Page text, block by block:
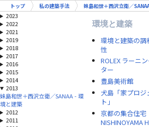
トップ 私の建築手法 妹島和世＋西沢立衛／
2023
2022
2021
2019
2018
2017
2016
2015
2014
2013
妹島和世＋西沢立衛／SANAA - 環
境と建築
2012
2011
環境と建築
環境と建築の調
性
ROLEX ラーニ
ター
豊島美術館
犬島「家プロジ
ト」
京都の集合住宅
NISHINOYAMA